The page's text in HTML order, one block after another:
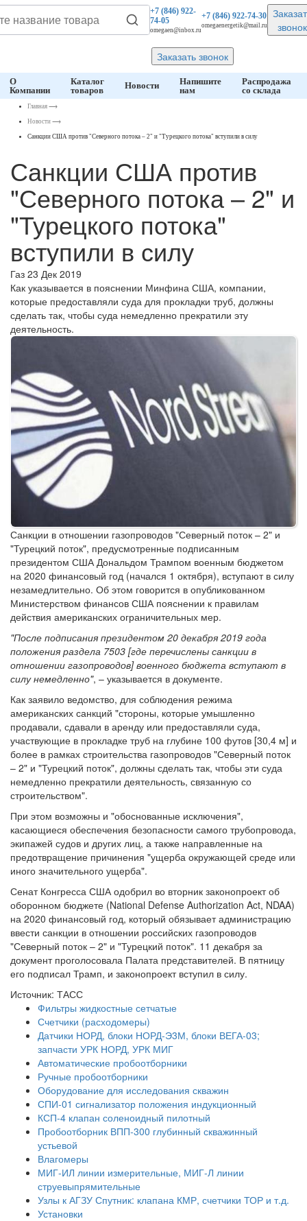
+7 (846)922-
74-05
omegaen@inbox.ru
+7 (846)922-74-30
omegaenergetik@mail.ru
звонок
Заказать звонок
О
Компании
Каталог
товаров
Новости
Напишите
нам
Распродажа
со склада
Главная ⟶
Новости ⟶
Санкции США против "Северного потока – 2" и "Турецкого потока" вступили в силу
Санкции США против
"Северного потока – 2" и
"Турецкого потока"
вступили в силу
Газ 23 Дек 2019
Как указывается в пояснении Минфина США, компании,
которые предоставляли суда для прокладки труб, должны
сделать так, чтобы суда немедленно прекратили эту
деятельность.
Санкции в отношении газопроводов "Северный поток – 2" и
"Турецкий поток", предусмотренные подписанным
президентом США Дональдом Трампом военным бюджетом
на 2020 финансовый год (начался 1 октября), вступают в силу
незамедлительно. Об этом говорится в опубликованном
Министерством финансов США пояснении к правилам
действия американских ограничительных мер.
"После подписания президентом 20 декабря 2019 года
положения раздела 7503 [где перечислены санкции в
отношении газопроводов] военного бюджета вступают в
силу немедленно", – указывается в документе.
Как заявило ведомство, для соблюдения режима
американских санкций "стороны, которые умышленно
продавали, сдавали в аренду или предоставляли суда,
участвующие в прокладке труб на глубине 100 футов [30,4 м] и
более в рамках строительства газопроводов "Северный поток
– 2" и "Турецкий поток", должны сделать так, чтобы эти суда
немедленно прекратили деятельность, связанную со
строительством".
При этом возможны и "обоснованные исключения",
касающиеся обеспечения безопасности самого трубопровода,
экипажей судов и других лиц, а также направленные на
предотвращение причинения "ущерба окружающей среде или
иного значительного ущерба".
Сенат Конгресса США одобрил во вторник законопроект об
оборонном бюджете (National Defense Authorization Act, NDAA)
на 2020 финансовый год, который обязывает администрацию
ввести санкции в отношении российских газопроводов
"Северный поток – 2" и "Турецкий поток". 11 декабря за
документ проголосовала Палата представителей. В пятницу
его подписал Трамп, и законопроект вступил в силу.
Источник: ТАСС
Фильтры жидкостные сетчатые
Счетчики (расходомеры)
Датчики НОРД, блоки НОРД-Э3М, блоки ВЕГА-03;
запчасти УРК НОРД, УРК МИГ
Автоматические пробоотборники
Ручные пробоотборники
Оборудование для исследования скважин
СПИ-01 сигнализатор положения индукционный
КСП-4 клапан соленоидный пилотный
Пробоотборник ВПП-300 глубинный скважинный
устьевой
Влагомеры
МИГ-ИЛ линии измерительные, МИГ-Л линии
струевыпрямительные
Узлы к АГЗУ Спутник: клапана КМР, счетчики ТОР и т.д.
Установки